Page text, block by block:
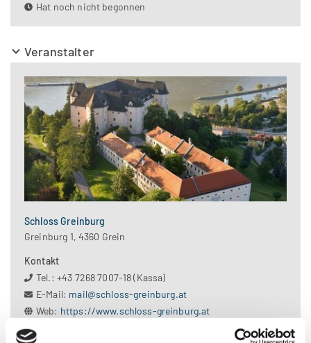
Hat noch nicht begonnen
Veranstalter
Schloss Greinburg
Greinburg 1, 4360 Grein
Kontakt
Tel.: +43 7268 7007-18 (Kassa)
E-Mail: mail@schloss-greinburg.at
Web: https://www.schloss-greinburg.at